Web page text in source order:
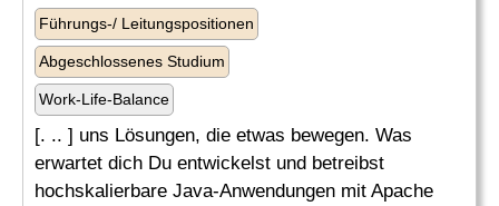
Führungs-/ Leitungspositionen
Abgeschlossenes Studium
Work-Life-Balance
[. .. ] uns Lösungen, die etwas bewegen. Was
erwartet dich Du entwickelst und betreibst
hochskalierbare Java-Anwendungen mit Apache